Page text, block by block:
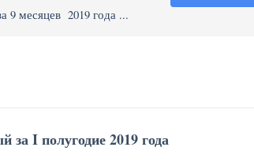
9 месяцев 2019 года ...
I полугодие 2019 года